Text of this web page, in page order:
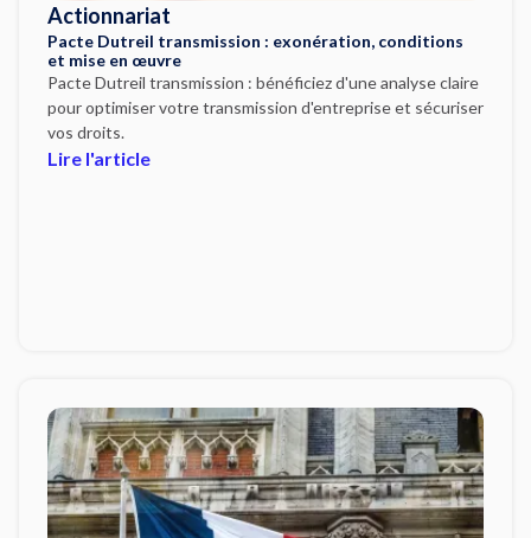
Actionnariat
Pacte Dutreil transmission : exonération, conditions
et mise en œuvre
Pacte Dutreil transmission : bénéficiez d'une analyse claire
pour optimiser votre transmission d'entreprise et sécuriser
vos droits.
Lire l'article